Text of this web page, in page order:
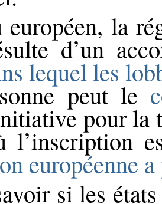
la
d’un
lequel les
peut le
pour la
l’inscription
européenne
si les